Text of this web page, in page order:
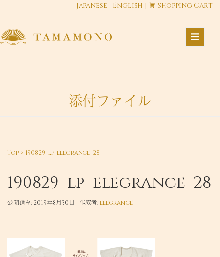
Japanese | English | Shopping Cart
添付ファイル
top > 190829_lp_elegrance_28
190829_lp_elegrance_28
公開済み: 2019年8月30日 作成者:elegrance